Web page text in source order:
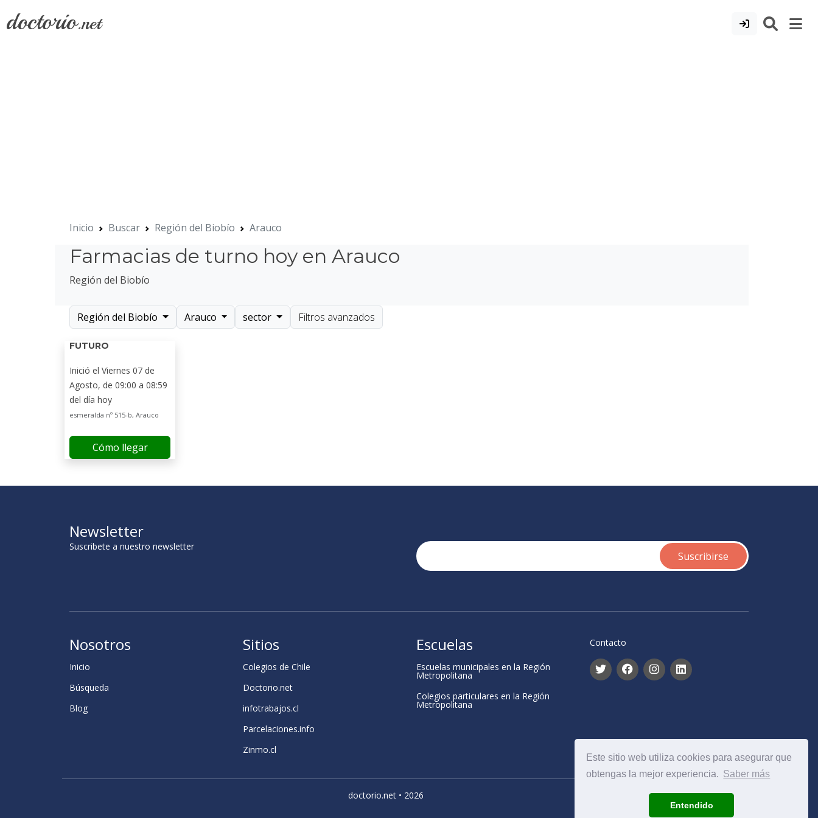
Este sitio web utiliza cookies para asegurar que
obtengas la mejor experiencia. Saber más
Entendido
doctorio.net
Inicio Buscar Región del Biobío Arauco
Farmacias de turno hoy en Arauco
Región del Biobío
Región del Biobío Arauco sector Filtros avanzados
FUTURO
Inició el Viernes 07 de
Agosto, de 09:00 a 08:59
del día hoy
esmeralda nº 515-b, Arauco
Cómo llegar
Newsletter
Suscribete a nuestro newsletter
Nosotros
Inicio
Búsqueda
Blog
Sitios
Colegios de Chile
Doctorio.net
infotrabajos.cl
Parcelaciones.info
Zinmo.cl
Escuelas
Escuelas municipales en la Región
Metropolitana
Colegios particulares en la Región
Metropolitana
Contacto
doctorio.net • 2026